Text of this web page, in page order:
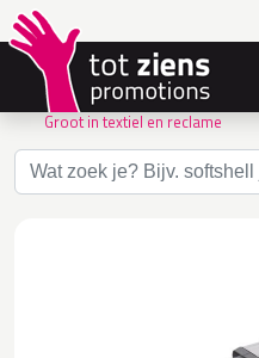
Groot in textiel en reclame